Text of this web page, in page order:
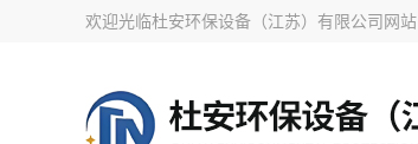
欢迎光临杜安环保设备（江苏）有限公司网站